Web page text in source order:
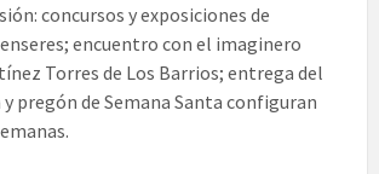
concursos y exposiciones de
encuentro con el imaginero
Torres de Los Barrios; entrega del
pregón de Semana Santa configuran